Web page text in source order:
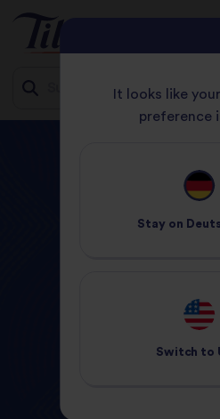
Tilda-
It looks like
preference
Stay on
Switch to